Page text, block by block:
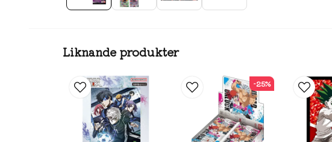
Liknande produkter
-25%